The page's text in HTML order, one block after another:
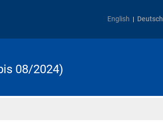
English Deutsch
08/2024)